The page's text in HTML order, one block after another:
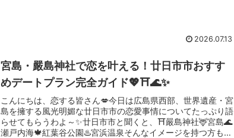
2026.07.13
宮島・嚴島神社で恋を叶える！廿日市市おすす
めデートプラン完全ガイド💖⛩️🌊✨
こんにちは、恋する皆さん💋今日は広島県西部、世界遺産・宮
島を擁する風光明媚な廿日市市の恋愛事情についてたっぷり語
らせてもらうわよ～✨廿日市市と聞くと、⛩️嚴島神社🦌宮島🌊
瀬戸内海🍁紅葉谷公園♨️宮浜温泉そんなイメージを持つ方も多